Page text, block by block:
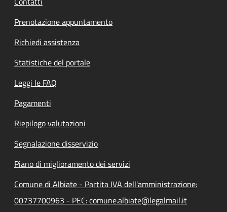
Prenotazione appuntamento
Richiedi assistenza
Statistiche del portale
Leggi le FAQ
Pagamenti
Riepilogo valutazioni
Segnalazione disservizio
Piano di miglioramento dei servizi
Comune di Albiate - Partita IVA dell'amministrazione:
00737700963 - PEC: comune.albiate@legalmail.it